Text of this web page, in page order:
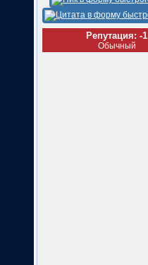
Репутация: -1
Обычный